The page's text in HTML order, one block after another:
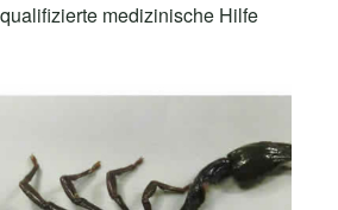
medizinische Hilfe